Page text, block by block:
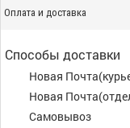
Оплата и доставка
Способы доставки
Новая
Новая
Самовывоз